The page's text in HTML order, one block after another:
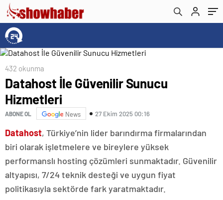
432 okunma
Datahost İle Güvenilir Sunucu
Hizmetleri
ABONE OL News 27 Ekim 2025 00:16
Datahost, Türkiye’nin lider barındırma firmalarından
biri olarak işletmelere ve bireylere yüksek
performanslı hosting çözümleri sunmaktadır. Güvenilir
altyapısı, 7/24 teknik desteği ve uygun fiyat
politikasıyla sektörde fark yaratmaktadır.